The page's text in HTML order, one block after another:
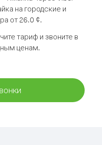
на городские и
от 26.0 ¢.
тариф и звоните в
ценам.